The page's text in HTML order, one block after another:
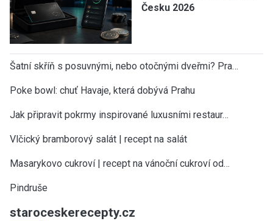
Česku 2026
Šatní skříň s posuvnými, nebo otočnými dveřmi? Pra…
Poke bowl: chuť Havaje, která dobývá Prahu
Jak připravit pokrmy inspirované luxusními restaur…
Vlčický bramborový salát | recept na salát
Masarykovo cukroví | recept na vánoční cukroví od…
Pindruše
staroceskerecepty.cz